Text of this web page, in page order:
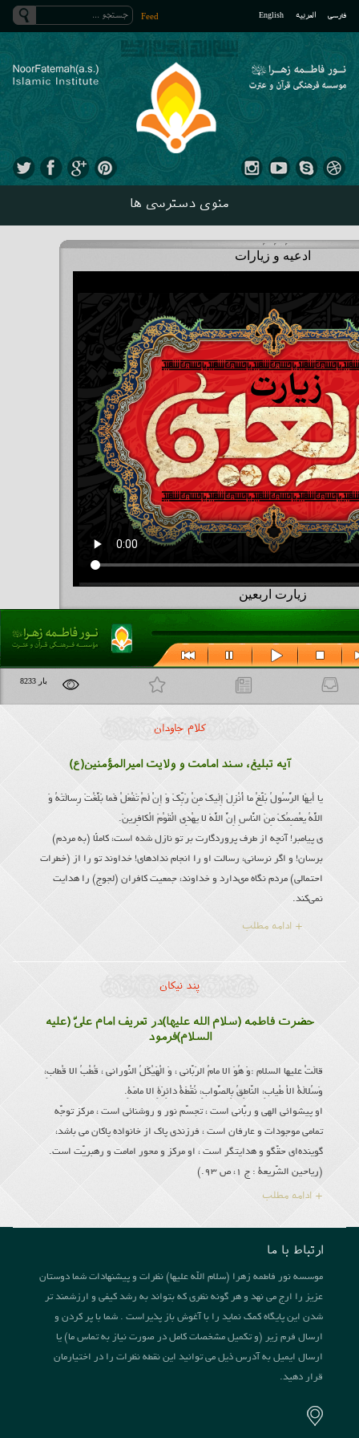
فارسی العربیه English
Feed
منوی دسترسی ها
ادعیه و زیارات
زیارت اربعین
8233 بار
کلام جاودان
آیه تبلیغ، سند امامت و ولایت امیرالمؤمنین(ع)
یا أَیهَا الرَّسُولُ بَلِّغْ ما أُنْزِلَ إِلَیكَ مِنْ رَبِّكَ وَ إِنْ لَمْ تَفْعَلْ فَما بَلَّغْتَ رِسالَتَهُ وَ
اللَّهُ یعْصِمُكَ مِنَ النَّاسِ إِنَّ اللَّهَ لا یهْدِی الْقَوْمَ الْكافِرینَ.
ى پیامبر! آنچه از طرف پروردگارت بر تو نازل شده است، كاملًا (به مردم)
برسان! و اگر نرسانی، رسالت او را انجام نداده‏اى! خداوند تو را از (خطرات
احتمالى) مردم نگاه مى‏دارد و خداوند، جمعیت كافران (لجوج) را هدایت
نمی‌کند.
+ ادامه مطلب
پند نیکان
حضرت فاطمه (سلام الله علیها)در تعریف امام علىّ (علیه
السلام)فرمود
قالَتْ علیها السلام :وَ هُوَ الا مامُ الرَبّانى ، وَ الْهَیْكَلُ النُّورانى ، قُطْبُ الا قْطابِ،
وَسُلالَةُ الاْ طْیابِ، النّاطِقُ بِالصَّوابِ، نُقْطَةُ دائِرَةِ الا مامَةِ.
او پیشوائى الهى و ربّانى است ، تجسّم نور و روشنائى است ، مركز توجّه
تمامى موجودات و عارفان است ، فرزندى پاك از خانواده پاكان مى باشد،
گوینده‌اى حقّگو و هدایتگر است ، او مركز و محور امامت و رهبریّت است.
(ریاحین الشّریعة : ج 1، ص 93.)
+ ادامه مطلب
ارتباط با ما
موسسه نور فاطمه زهرا (سلام الله علیها) نظرات و پیشنهادات شما دوستان
عزیز را ارج می نهد و هر گونه نظری که بتواند به رشد کیفی و ارزشمند تر
شدن این پایگاه کمک نماید را با آغوش باز پذیراست . شما با پر کردن و
ارسال فرم زیر (و تکمیل مشخصات کامل در صورت نیاز به تماس ما) یا
ارسال ایمیل به آدرس ذیل می توانید این نقطه نظرات را در اختیارمان
قرار دهید.